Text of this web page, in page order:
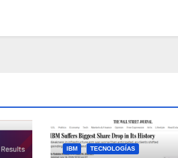
IBM TECNOLOGÍAS